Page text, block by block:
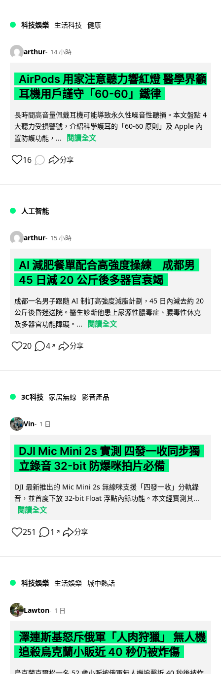
科技娛樂 生活科技 健康
arthur 14 小時
AirPods 用家注意聽力響紅燈 醫學界籲
耳機用戶謹守「60-60」鐵律
長時間高音量佩戴耳機可能導致永久性噪音性聽損。本文盤點 4
大聽力受損警號，介紹科學護耳的「60-60 原則」及 Apple 內
置防護功能，...
閱讀全文
16 分享
人工智能
arthur 15 小時
AI 減肥餐單配合高強度操練 成都男
45 日減 20 公斤後多器官衰竭
成都一名男子跟隨 AI 制訂高強度減脂計劃，45 日內減去約 20
公斤後昏迷送院。醫生診斷他患上尿源性膿毒症、膿毒性休克
及多器官功能障礙。...
閱讀全文
20 4 ↗ 分享
3C科技 家居無線 影音產品
Vin 1 日
DJI Mic Mini 2s 實測 四發一收同步獨
立錄音 32-bit 防爆咪拍片必備
DJI 最新推出的 Mic Mini 2s 無線咪支援「四發一收」分軌錄
音，並首度下放 32-bit Float 浮點內錄功能。本文經實測其...
閱讀全文
251 1 ↗ 分享
科技娛樂 生活娛樂 城中熱話
Lawton 1 日
澤連斯基怒斥俄軍「人肉狩獵」 無人機
追殺烏克蘭小販近 40 秒仍被炸傷